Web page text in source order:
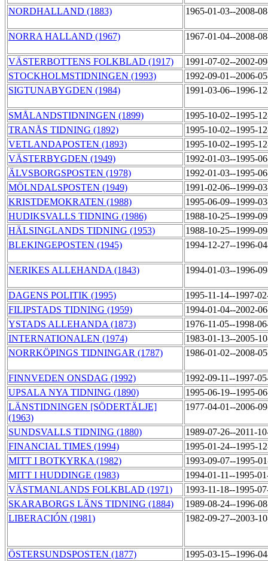
NORDHALLAND (1883) 1965-01-03--2008-
NORRA HALLAND (1967) 1967-01-04--2008-
VÄSTERBOTTENS FOLKBLAD (1917)
1991-07-02--2002-
STOCKHOLMSTIDNINGEN (1993)
1992-09-01--2006-
SIGTUNABYGDEN (1984)
1991-03-06--1996-
SMÅLANDSTIDNINGEN (1899)
1995-10-02--1995-
TRANÅS TIDNING (1892)
1995-10-02--1995-
VETLANDAPOSTEN (1893)
1995-10-02--1995-
VÄSTERBYGDEN (1949)
1992-01-03--1995-
ÄLVSBORGSPOSTEN (1978)
1992-01-03--1995-
MÖLNDALSPOSTEN (1949)
1991-02-06--1999-
KRISTDEMOKRATEN (1988)
1995-06-09--1999-
HUDIKSVALLS TIDNING (1986)
1988-10-25--1999-
HÄLSINGLANDS TIDNING (1953)
1988-10-25--1999-
BLEKINGEPOSTEN (1945)
1994-12-27--1996-
NERIKES ALLEHANDA (1843) 1994-01-03--1996-
DAGENS POLITIK (1995)
1995-11-14--1997-
FILIPSTADS TIDNING (1959)
1994-01-04--2002-
YSTADS ALLEHANDA (1873)
1976-11-05--1998-
INTERNATIONALEN (1974)
1983-01-13--2005-
NORRKÖPINGS TIDNINGAR (1787)
1986-01-02--2008-
FINNVEDEN ONSDAG (1992)
1992-09-11--1997-
UPSALA NYA TIDNING (1890)
1995-06-19--1995-
LÄNSTIDNINGEN [SÖDERTÄLJE]
(1963)
1977-04-01--2006-
SUNDSVALLS TIDNING (1880)
1989-07-26--2011-
FINANCIAL TIMES (1994)
1995-01-24--1995-
MITT I BOTKYRKA (1982)
1993-09-07--1995-
MITT I HUDDINGE (1983)
1994-01-11--1995-
VÄSTMANLANDS FOLKBLAD (1971)
1993-11-18--1995-
SKARABORGS LÄNS TIDNING (1884)
1989-08-24--1996-
LIBERACIÓN (1981)
1982-09-27--2003-
ÖSTERSUNDSPOSTEN (1877)
1995-03-15--1996-